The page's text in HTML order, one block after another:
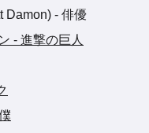
Damon) - 俳優
- 進撃の巨人